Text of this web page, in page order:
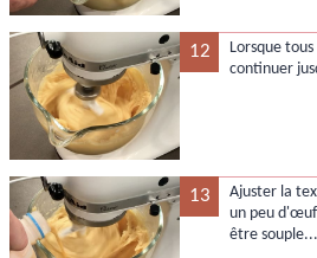
12
Lorsque
continuer
13
Ajuster la
un peu d'œuf
être souple...